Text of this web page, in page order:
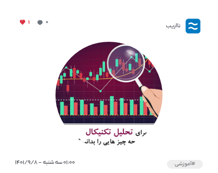
نااریب ۰ ۱
#آموزشی ۰۱:۰۰ سه شنبه - ۱۴۰۱/۹/۸